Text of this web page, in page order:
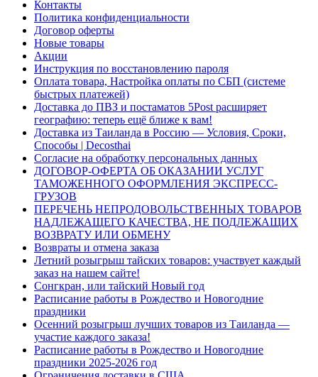
Контакты
Политика конфиденциальности
Договор оферты
Новые товары
Акции
Инструкция по восстановлению пароля
Оплата товара, Настройка оплаты по СБП (системе
быстрых платежей)
Доставка до ПВЗ и постаматов 5Post расширяет
географию: теперь ещё ближе к вам!
Доставка из Таиланда в Россию — Условия, Сроки,
Способы | Decosthai
Согласие на обработку персональных данных
ДОГОВОР-ОФЕРТА ОБ ОКАЗАНИИ УСЛУГ
ТАМОЖЕННОГО ОФОРМЛЕНИЯ ЭКСПРЕСС-
ГРУЗОВ
ПЕРЕЧЕНЬ НЕПРОДОВОЛЬСТВЕННЫХ ТОВАРОВ
НАДЛЕЖАЩЕГО КАЧЕСТВА, НЕ ПОДЛЕЖАЩИХ
ВОЗВРАТУ ИЛИ ОБМЕНУ
Возвраты и отмена заказа
Летний розыгрыш тайских товаров: участвует каждый
заказ на нашем сайте!
Сонгкран, или тайский Новый год
Расписание работы в Рождество и Новогодние
праздники
Осенний розыгрыш лучших товаров из Таиланда —
участие каждого заказа!
Расписание работы в Рождество и Новогодние
праздники 2025-2026 год